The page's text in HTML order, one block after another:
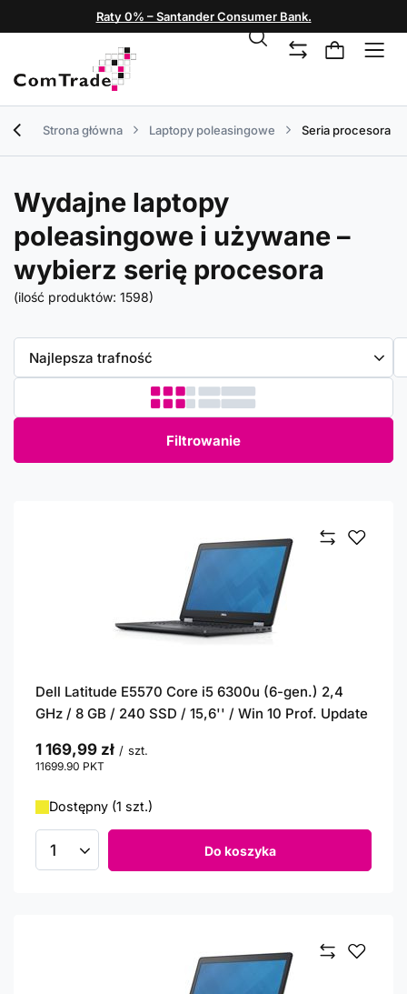
Raty 0% – Santander Consumer Bank.
Strona główna Laptopy poleasingowe Seria procesora
Wydajne laptopy
poleasingowe i używane –
wybierz serię procesora
(ilość produktów: 1598)
Zmień sortowanie
Najlepsza trafność
Filtrowanie
Dell Latitude E5570 Core i5 6300u (6-gen.) 2,4
GHz / 8 GB / 240 SSD / 15,6'' / Win 10 Prof. Update
1 169,99 zł / szt.
11699.90 PKT
Dostępny (1 szt.)
Ilość produktów Do koszyka